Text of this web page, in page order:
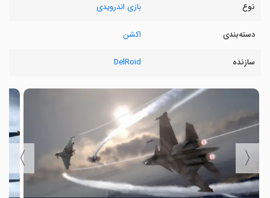
نوع بازی اندرویدی
دسته‌بندی اکشن
سازنده DelRoid
〈
〉